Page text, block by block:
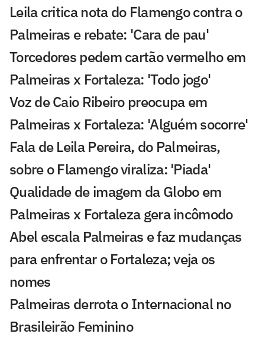
Leila critica nota do Flamengo contra o
Palmeiras e rebate: 'Cara de pau'
Torcedores pedem cartão vermelho em
Palmeiras x Fortaleza: 'Todo jogo'
Voz de Caio Ribeiro preocupa em
Palmeiras x Fortaleza: 'Alguém socorre'
Fala de Leila Pereira, do Palmeiras,
sobre o Flamengo viraliza: 'Piada'
Qualidade de imagem da Globo em
Palmeiras x Fortaleza gera incômodo
Abel escala Palmeiras e faz mudanças
para enfrentar o Fortaleza; veja os
nomes
Palmeiras derrota o Internacional no
Brasileirão Feminino